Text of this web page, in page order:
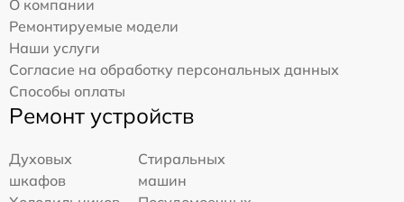
О компании
Ремонтируемые модели
Наши услуги
Согласие на обработку персональных данных
Способы оплаты
Ремонт устройств
Духовых
шкафов
Стиральных
машин